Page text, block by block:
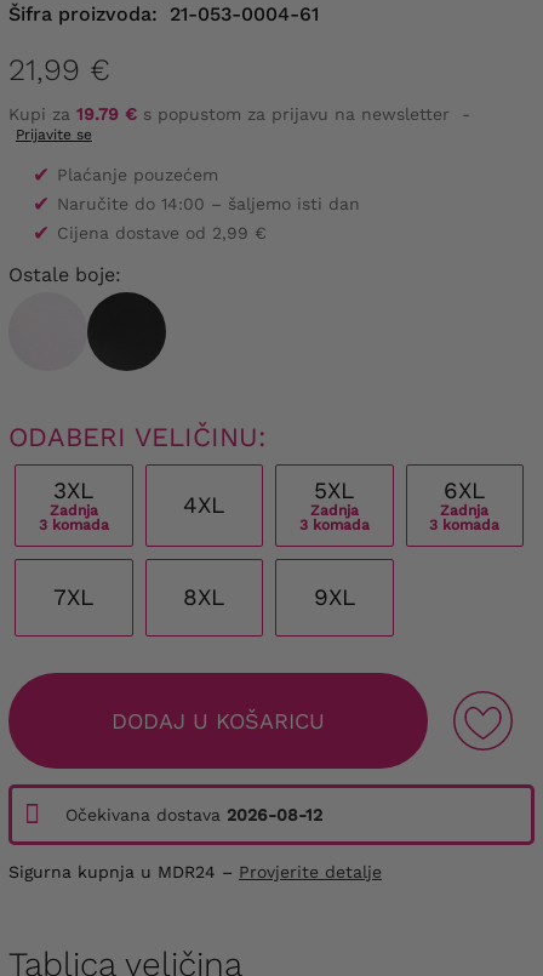
Šifra proizvoda: 21-053-0004-61
21,99 €
Kupi za 19.79 € s popustom za prijavu na newsletter -
Prijavite se
✔ Plaćanje pouzećem
✔ Naručite do 14:00 – šaljemo isti dan
✔ Cijena dostave od 2,99 €
Ostale boje:
ODABERI VELIČINU:
3XL
Zadnja
3 komada
4XL
5XL
Zadnja
3 komada
6XL
Zadnja
3 komada
7XL 8XL 9XL
DODAJ U KOŠARICU
Očekivana dostava 2026-08-12
Sigurna kupnja u MDR24 – Provjerite detalje
Tablica veličina